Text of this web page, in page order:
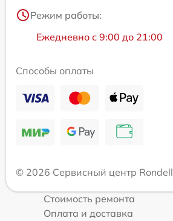
Режим работы:
Ежедневно с 9:00 до 21:00
Способы оплаты
© 2026 Сервисный центр Rondell
Стоимость ремонта
Оплата и доставка